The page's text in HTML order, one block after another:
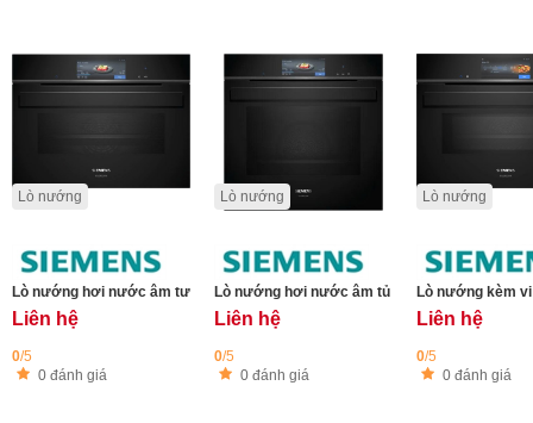
Lò nướng
Lò nướng hơi nước âm tường Siemens CS958GDD1 iQ700 nhỏ gọn 60 x 45
Liên hệ
0/5
0 đánh giá
Lò nướng
Lò nướng hơi nước âm tủ siemens
Liên hệ
0/5
0 đánh giá
Lò nướng
Lò nướng kèm
Liên hệ
0/5
0 đánh giá